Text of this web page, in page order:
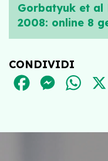
Gorbatyuk et al
2008: online 8
CONDIVIDI
FACEBOOK